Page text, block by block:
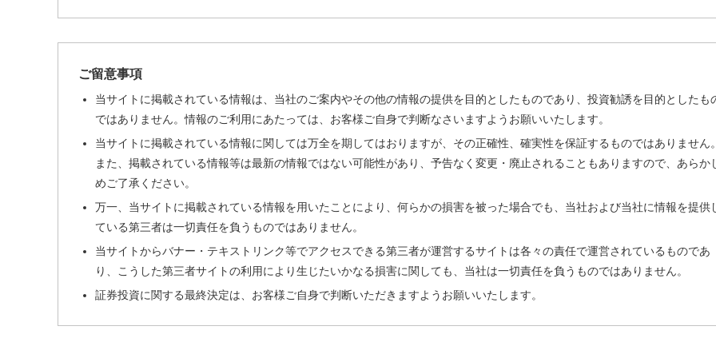
ご留意事項
当サイトに掲載されている情報は、当社のご案内やその他の情報の提供を目的としたものであり、投資勧誘を目的としたも
ではありません。情報のご利用にあたっては、お客様ご自身で判断なさいますようお願いいたします。
当サイトに掲載されている情報に関しては万全を期してはおりますが、その正確性、確実性を保証するものではありません。
また、掲載されている情報等は最新の情報ではない可能性があり、予告なく変更・廃止されることもありますので、あらか
めご了承ください。
万一、当サイトに掲載されている情報を用いたことにより、何らかの損害を被った場合でも、当社および当社に情報を提供
ている第三者は一切責任を負うものではありません。
当サイトからバナー・テキストリンク等でアクセスできる第三者が運営するサイトは各々の責任で運営されているものであ
り、こうした第三者サイトの利用により生じたいかなる損害に関しても、当社は一切責任を負うものではありません。
証券投資に関する最終決定は、お客様ご自身で判断いただきますようお願いいたします。